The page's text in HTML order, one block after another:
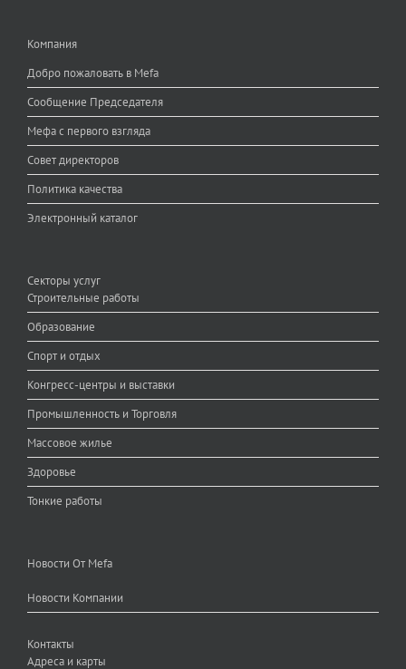
Компания
Добро пожаловать в Mefa
Сообщение Председателя
Мефа с первого взгляда
Совет директоров
Политика качества
Электронный каталог
Секторы услуг
Строительные работы
Образование
Спорт и отдых
Конгресс-центры и выставки
Промышленность и Торговля
Массовое жилье
Здоровье
Тонкие работы
Новости От Mefa
Новости Компании
Контакты
Адреса и карты